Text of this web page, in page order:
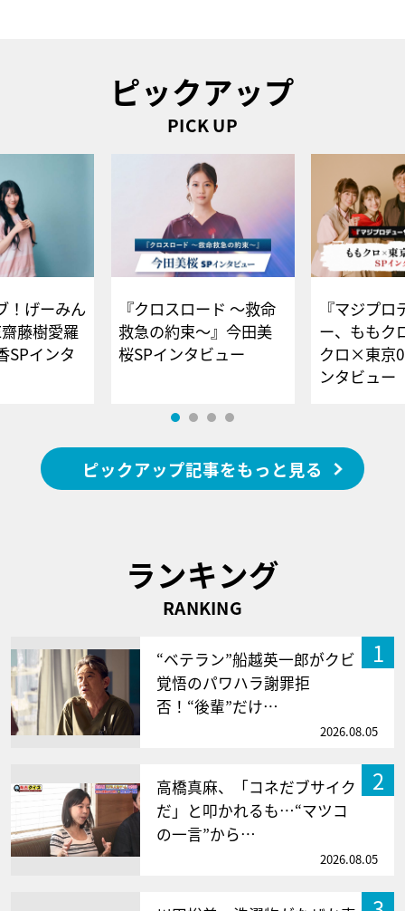
ピックアップ
PICK UP
！げーみん
藤樹愛羅
SPインタ
『クロスロード ～救命
救急の約束～』今田美
桜SPインタビュー
『マジプロ
ー、ももク
クロ×東京
ンタビュー
ピックアップ記事をもっと見る
ランキング
RANKING
1
“ベテラン”船越英一郎がクビ
覚悟のパワハラ謝罪拒
否！“後輩”だけ…
2026.08.05
2
高橋真麻、「コネだブサイク
だ」と叩かれるも…“マツコ
の一言”から…
2026.08.05